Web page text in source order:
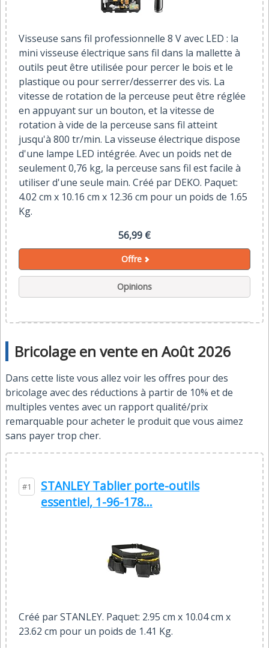
Visseuse sans fil professionnelle 8 V avec LED : la
mini visseuse électrique sans fil dans la mallette à
outils peut être utilisée pour percer le bois et le
plastique ou pour serrer/desserrer des vis. La
vitesse de rotation de la perceuse peut être réglée
en appuyant sur un bouton, et la vitesse de
rotation à vide de la perceuse sans fil atteint
jusqu'à 800 tr/min. La visseuse électrique dispose
d'une lampe LED intégrée. Avec un poids net de
seulement 0,76 kg, la perceuse sans fil est facile à
utiliser d'une seule main. Créé par DEKO. Paquet:
4.02 cm x 10.16 cm x 12.36 cm pour un poids de 1.65
Kg.
56,99 €
Offre
Opinions
Bricolage en vente en Août 2026
Dans cette liste vous allez voir les offres pour des
bricolage avec des réductions à partir de 10% et de
multiples ventes avec un rapport qualité/prix
remarquable pour acheter le produit que vous aimez
sans payer trop cher.
#1
STANLEY Tablier porte-outils
essentiel, 1-96-178...
Créé par STANLEY. Paquet: 2.95 cm x 10.04 cm x
23.62 cm pour un poids de 1.41 Kg.